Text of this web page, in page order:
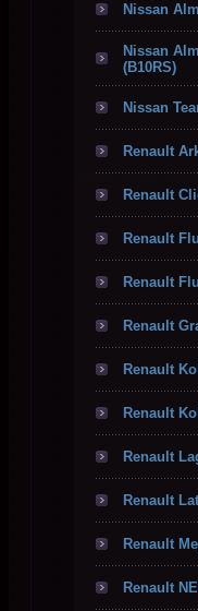
Nissan
Nissan
(B10RS)
Nissan
Renault
Renault
Renault
Renault
Renault
Renault
Renault
Renault
Renault
Renault
Renault